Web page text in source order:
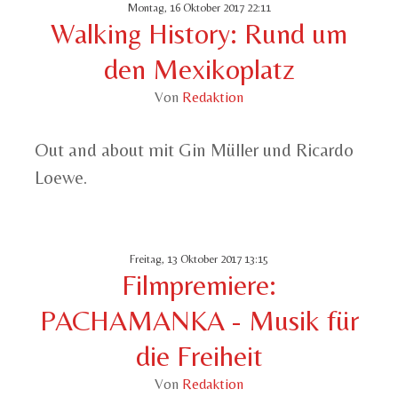
Montag, 16 Oktober 2017 22:11
Walking History: Rund um
den Mexikoplatz
Von Redaktion
Out and about mit Gin Müller und Ricardo
Loewe.
Freitag, 13 Oktober 2017 13:15
Filmpremiere:
PACHAMANKA - Musik für
die Freiheit
Von Redaktion